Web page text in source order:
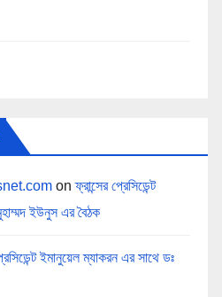
onফ্রান্সের প্রেসিডেন্ট
ইউনুস এর বৈঠক
ইমানুয়েল ম্যাকরন এর সাথে ডঃ